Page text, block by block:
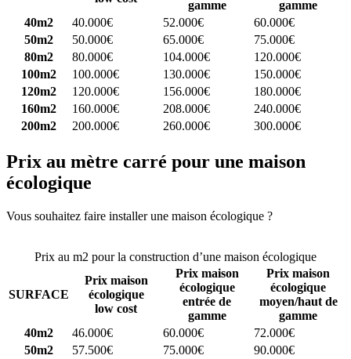
gamme
gamme
40m2
40.000€ 52.000€
60.000€
50m2
50.000€ 65.000€
75.000€
80m2
80.000€ 104.000€
120.000€
100m2
100.000€ 130.000€
150.000€
120m2
120.000€ 156.000€
180.000€
160m2
160.000€ 208.000€
240.000€
200m2
200.000€ 260.000€ 300.000€
Prix au mètre carré pour une maison
écologique
Vous souhaitez faire installer une maison écologique ?
Prix au m2 pour la construction d’une maison écologique
SURFACE
Prix maison
écologique
low cost
Prix maison
écologique
entrée de
gamme
Prix maison
écologique
moyen/haut de
gamme
40m2
46.000€ 60.000€
72.000€
50m2
57.500€ 75.000€
90.000€